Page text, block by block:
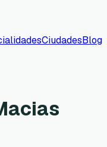
CiudadesBlog